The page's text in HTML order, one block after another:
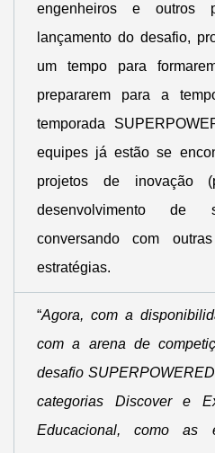
engenheiros e outros
lançamento do desafio,
um tempo para
prepararem para a
temporada
equipes já estão se
projetos de inovação
desenvolvimento de
conversando com
estratégias.
“Agora, com a
com a arena de
desafio
categorias Discover e
Educacional, como as